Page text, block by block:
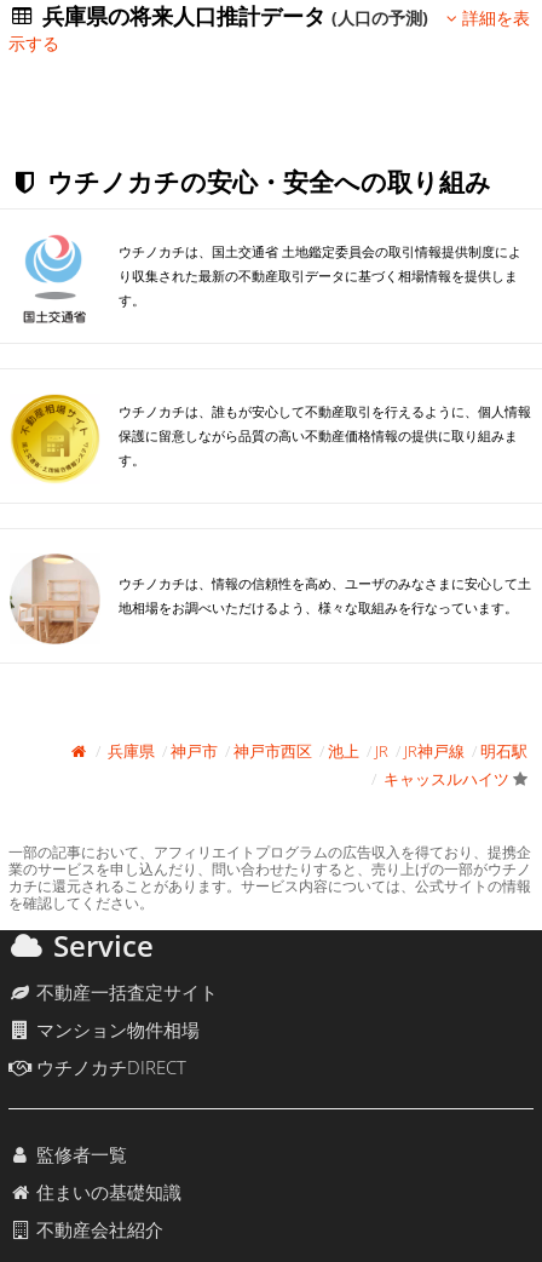
兵庫県の将来人口推計データ(人口の予測)
詳細を表
示する
ウチノカチの安心・安全への取り組み
ウチノカチは、国土交通省 土地鑑定委員会の取引情報提供制度によ
り収集された最新の不動産取引データに基づく相場情報を提供しま
す。
ウチノカチは、誰もが安心して不動産取引を行えるように、個人情報
保護に留意しながら品質の高い不動産価格情報の提供に取り組みま
す。
ウチノカチは、情報の信頼性を高め、ユーザのみなさまに安心して土
地相場をお調べいただけるよう、様々な取組みを行なっています。
兵庫県 神戸市 神戸市西区 池上 JR JR神戸線
明石駅
キャッスルハイツ
一部の記事において、アフィリエイトプログラムの広告収入を得ており、提携企
業のサービスを申し込んだり、問い合わせたりすると、売り上げの一部がウチノ
カチに還元されることがあります。サービス内容については、公式サイトの情報
を確認してください。
Service
不動産一括査定サイト
マンション物件相場
ウチノカチDIRECT
監修者一覧
住まいの基礎知識
不動産会社紹介